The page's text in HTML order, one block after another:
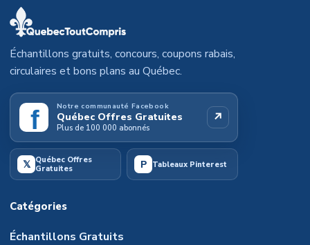
Échantillons gratuits, concours, coupons rabais,
circulaires et bons plans au Québec.
f Notre communauté Facebook
Québec Offres Gratuites
Plus de 100 000 abonnés
↗
𝕏 Québec Offres
Gratuites
P Tableaux Pinterest
Catégories
Échantillons Gratuits